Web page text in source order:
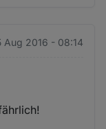
Aug 2016 - 08:14